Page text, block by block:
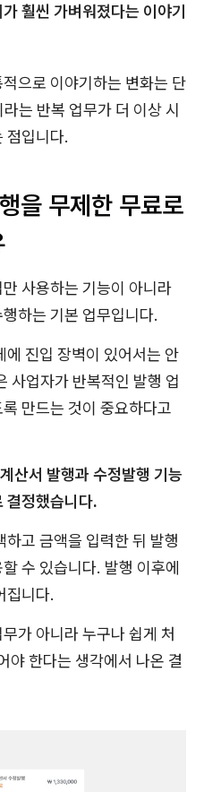
훨씬 가벼워졌다는 이야기
으로 이야기하는 변화는 단
는 반복 업무가 더 이상 시
점입니다.
을 무제한 무료로
사용하는 기능이 아니라
하는 기본 업무입니다.
진입 장벽이 있어서는 안
사업자가 반복적인 발행 업
만드는 것이 중요하다고
산서 발행과 수정발행 기능
결정했습니다.
고 금액을 입력한 뒤 발행
수 있습니다. 발행 이후에
집니다.
가 아니라 누구나 쉽게 처
야 한다는 생각에서 나온 결